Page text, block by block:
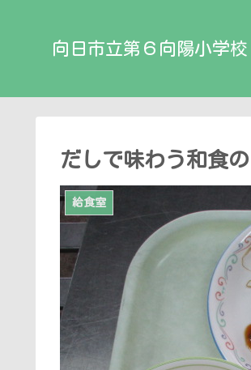
向日市立第６向陽小学校
だしで味わう和食
給食室